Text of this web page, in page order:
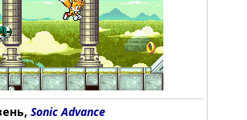
Sonic Advance